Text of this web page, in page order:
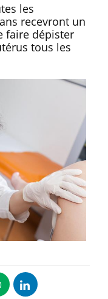
les
recevront un
faire dépister
tous les